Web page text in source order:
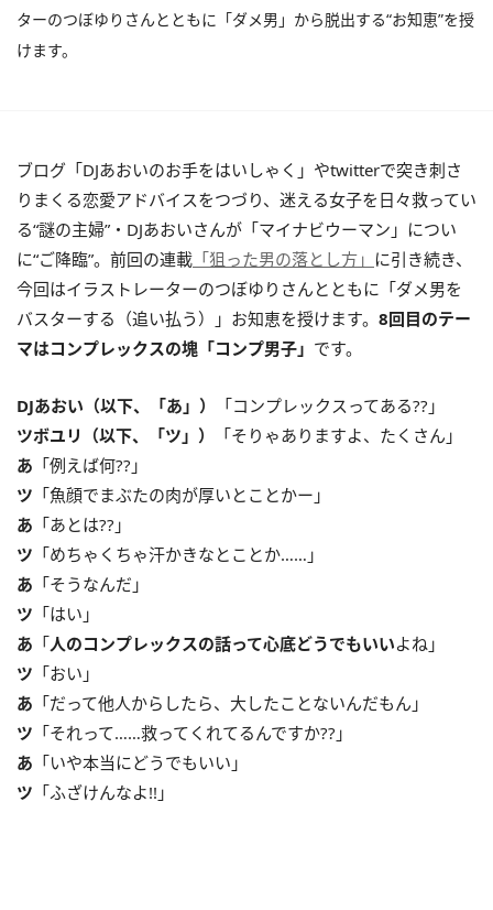
ターのつぼゆりさんとともに「ダメ男」から脱出する“お知恵”を授
けます。
ブログ「DJあおいのお手をはいしゃく」やtwitterで突き刺さ
りまくる恋愛アドバイスをつづり、迷える女子を日々救ってい
る“謎の主婦”・DJあおいさんが「マイナビウーマン」につい
に“ご降臨”。前回の連載 「狙った男の落とし方」 に引き続き、
今回はイラストレーターのつぼゆりさんとともに「ダメ男を
バスターする（追い払う）」お知恵を授けます。 8回目のテー
マはコンプレックスの塊「コンプ男子」 です。
DJあおい（以下、「あ」）
「コンプレックスってある??」
ツボユリ（以下、「ツ」）
「そりゃありますよ、たくさん」
あ 「例えば何??」
ツ 「魚顔でまぶたの肉が厚いとことかー」
あ 「あとは??」
ツ 「めちゃくちゃ汗かきなとことか……」
あ 「そうなんだ」
ツ 「はい」
あ 「人のコンプレックスの話って心底どうでもいいよね」
ツ 「おい」
あ 「だって他人からしたら、大したことないんだもん」
ツ 「それって……救ってくれてるんですか??」
あ 「いや本当にどうでもいい」
ツ 「ふざけんなよ!!」